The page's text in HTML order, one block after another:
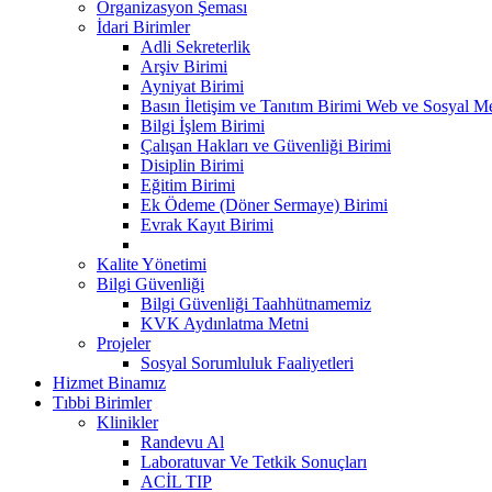
Organizasyon Şeması
İdari Birimler
Adli Sekreterlik
Arşiv Birimi
Ayniyat Birimi
Basın İletişim ve Tanıtım Birimi Web ve Sosyal
Bilgi İşlem Birimi
Çalışan Hakları ve Güvenliği Birimi
Disiplin Birimi
Eğitim Birimi
Ek Ödeme (Döner Sermaye) Birimi
Evrak Kayıt Birimi
Kalite Yönetimi
Bilgi Güvenliği
Bilgi Güvenliği Taahhütnamemiz
KVK Aydınlatma Metni
Projeler
Sosyal Sorumluluk Faaliyetleri
Hizmet Binamız
Tıbbi Birimler
Klinikler
Randevu Al
Laboratuvar Ve Tetkik Sonuçları
ACİL TIP